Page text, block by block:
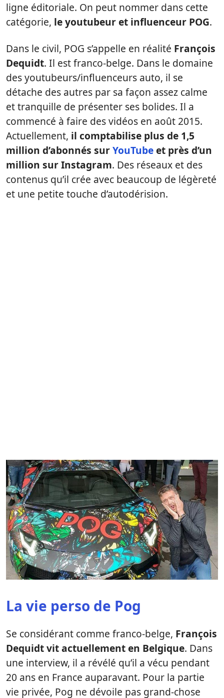
ligne éditoriale. On peut nommer dans cette
catégorie, le youtubeur et influenceur POG.
Dans le civil, POG s’appelle en réalité François
Dequidt. Il est franco-belge. Dans le domaine
des youtubeurs/influenceurs auto, il se
détache des autres par sa façon assez calme
et tranquille de présenter ses bolides. Il a
commencé à faire des vidéos en août 2015.
Actuellement, il comptabilise plus de 1,5
million d’abonnés surYouTubeet près d’un
million sur Instagram. Des réseaux et des
contenus qu’il crée avec beaucoup de légèreté
et une petite touche d’autodérision.
La vie perso de Pog
Se considérant comme franco-belge, François
Dequidt vit actuellement en Belgique. Dans
une interview, il a révélé qu’il a vécu pendant
20 ans en France auparavant. Pour la partie
vie privée, Pog ne dévoile pas grand-chose